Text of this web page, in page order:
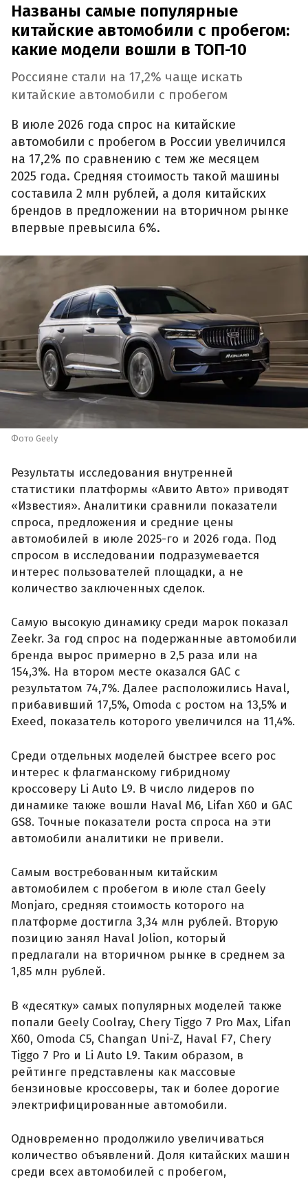
Названы самые популярные
китайские автомобили с пробегом:
какие модели вошли в ТОП-10
Россияне стали на 17,2% чаще искать
китайские автомобили с пробегом
В июле 2026 года спрос на китайские
автомобили с пробегом в России увеличился
на 17,2% по сравнению с тем же месяцем
2025 года. Средняя стоимость такой машины
составила 2 млн рублей, а доля китайских
брендов в предложении на вторичном рынке
впервые превысила 6%.
Фото Geely
Результаты исследования внутренней
статистики платформы «Авито Авто» приводят
«Известия». Аналитики сравнили показатели
спроса, предложения и средние цены
автомобилей в июле 2025-го и 2026 года. Под
спросом в исследовании подразумевается
интерес пользователей площадки, а не
количество заключенных сделок.
Самую высокую динамику среди марок показал
Zeekr. За год спрос на подержанные автомобили
бренда вырос примерно в 2,5 раза или на
154,3%. На втором месте оказался GAC с
результатом 74,7%. Далее расположились Haval,
прибавивший 17,5%, Omoda с ростом на 13,5% и
Exeed, показатель которого увеличился на 11,4%.
Среди отдельных моделей быстрее всего рос
интерес к флагманскому гибридному
кроссоверу Li Auto L9. В число лидеров по
динамике также вошли Haval M6, Lifan X60 и GAC
GS8. Точные показатели роста спроса на эти
автомобили аналитики не привели.
Самым востребованным китайским
автомобилем с пробегом в июле стал Geely
Monjaro, средняя стоимость которого на
платформе достигла 3,34 млн рублей. Вторую
позицию занял Haval Jolion, который
предлагали на вторичном рынке в среднем за
1,85 млн рублей.
В «десятку» самых популярных моделей также
попали Geely Coolray, Chery Tiggo 7 Pro Max, Lifan
X60, Omoda C5, Changan Uni-Z, Haval F7, Chery
Tiggo 7 Pro и Li Auto L9. Таким образом, в
рейтинге представлены как массовые
бензиновые кроссоверы, так и более дорогие
электрифицированные автомобили.
Одновременно продолжило увеличиваться
количество объявлений. Доля китайских машин
среди всех автомобилей с пробегом,